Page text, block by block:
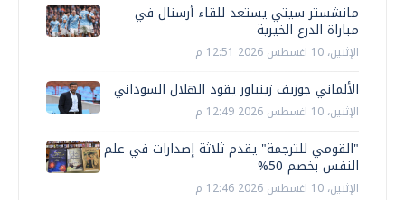
مانشستر سيتي يستعد للقاء أرسنال في
مباراة الدرع الخيرية
الإثنين، 10 اغسطس 2026 12:51 م
الألماني جوزيف زينباور يقود الهلال السوداني
الإثنين، 10 اغسطس 2026 12:49 م
"القومي للترجمة" يقدم ثلاثة إصدارات في علم
النفس بخصم 50%
الإثنين، 10 اغسطس 2026 12:46 م